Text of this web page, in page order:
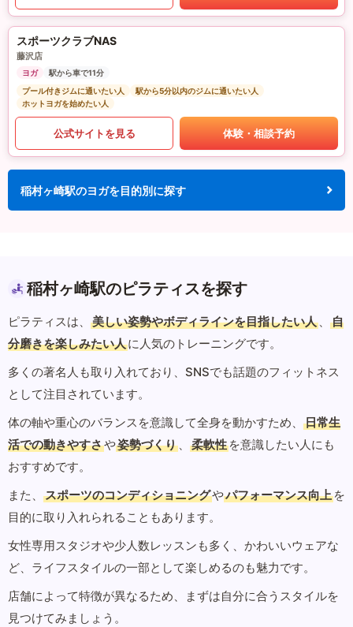
スポーツクラブNAS
藤沢店
ヨガ
駅から車で11分
プール付きジムに通いたい人
駅から5分以内のジムに通いたい人
ホットヨガを始めたい人
公式サイトを見る 体験・相談予約
稲村ヶ崎駅のヨガを目的別に探す
稲村ヶ崎駅のピラティスを探す
ピラティスは、 美しい姿勢やボディラインを目指したい人 、
自
分磨きを楽しみたい人に人気のトレーニングです。
多くの著名人も取り入れており、SNSでも話題のフィットネス
として注目されています。
体の軸や重心のバランスを意識して全身を動かすため、
日常生
活での動きやすさや姿勢づくり 、 柔軟性 を意識したい人にも
おすすめです。
また、
スポーツのコンディショニングやパフォーマンス向上 を
目的に取り入れられることもあります。
女性専用スタジオや少人数レッスンも多く、かわいいウェアな
ど、ライフスタイルの一部として楽しめるのも魅力です。
店舗によって特徴が異なるため、まずは自分に合うスタイルを
見つけてみましょう。